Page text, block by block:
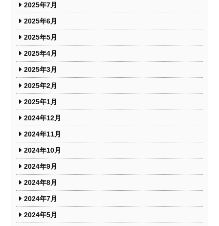
2025年7月
2025年6月
2025年5月
2025年4月
2025年3月
2025年2月
2025年1月
2024年12月
2024年11月
2024年10月
2024年9月
2024年8月
2024年7月
2024年5月